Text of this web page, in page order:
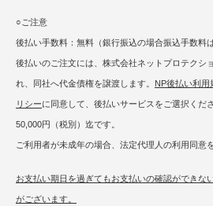
○ご注意
後払い手数料：無料（銀行振込の場合振込手数料
後払いのご注文には、株式会社ネットプロテクシ
れ、同社へ代金債権を譲渡します。 NP後払い利用
リシーに同意して、後払いサービスをご選択くだ
50,000円（税別）迄です。
ご利用者が未成年の場合、法定代理人の利用同意
お支払い期日を過ぎてもお支払いの確認ができな
がございます。